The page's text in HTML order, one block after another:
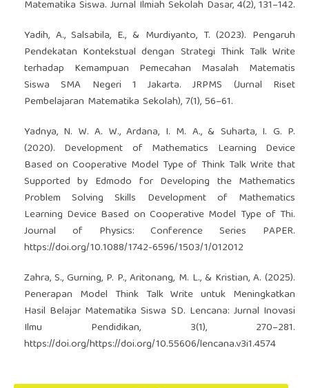
Matematika Siswa. Jurnal Ilmiah Sekolah Dasar, 4(2), 131–142.
Yadih, A., Salsabila, E., & Murdiyanto, T. (2023). Pengaruh
Pendekatan Kontekstual dengan Strategi Think Talk Write
terhadap Kemampuan Pemecahan Masalah Matematis
Siswa SMA Negeri 1 Jakarta. JRPMS (Jurnal Riset
Pembelajaran Matematika Sekolah), 7(1), 56–61.
Yadnya, N. W. A. W., Ardana, I. M. A., & Suharta, I. G. P.
(2020). Development of Mathematics Learning Device
Based on Cooperative Model Type of Think Talk Write that
Supported by Edmodo for Developing the Mathematics
Problem Solving Skills Development of Mathematics
Learning Device Based on Cooperative Model Type of Thi.
Journal of Physics: Conference Series PAPER.
https://doi.org/10.1088/1742-6596/1503/1/012012
Zahra, S., Gurning, P. P., Aritonang, M. L., & Kristian, A. (2025).
Penerapan Model Think Talk Write untuk Meningkatkan
Hasil Belajar Matematika Siswa SD. Lencana: Jurnal Inovasi
Ilmu Pendidikan, 3(1), 270–281.
https://doi.org/https://doi.org/10.55606/lencana.v3i1.4574